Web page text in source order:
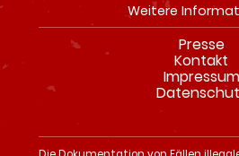
Weitere
Presse
Kontakt
Impressum